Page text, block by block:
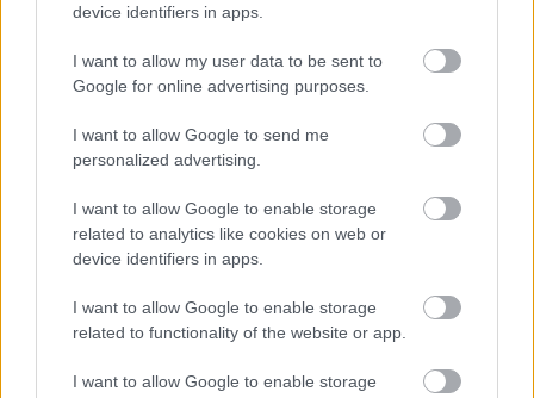
device identifiers in apps.
I want to allow my user data to be sent to
Google for online advertising purposes.
I want to allow Google to send me
personalized advertising.
I want to allow Google to enable storage
related to analytics like cookies on web or
device identifiers in apps.
I want to allow Google to enable storage
related to functionality of the website or app.
I want to allow Google to enable storage